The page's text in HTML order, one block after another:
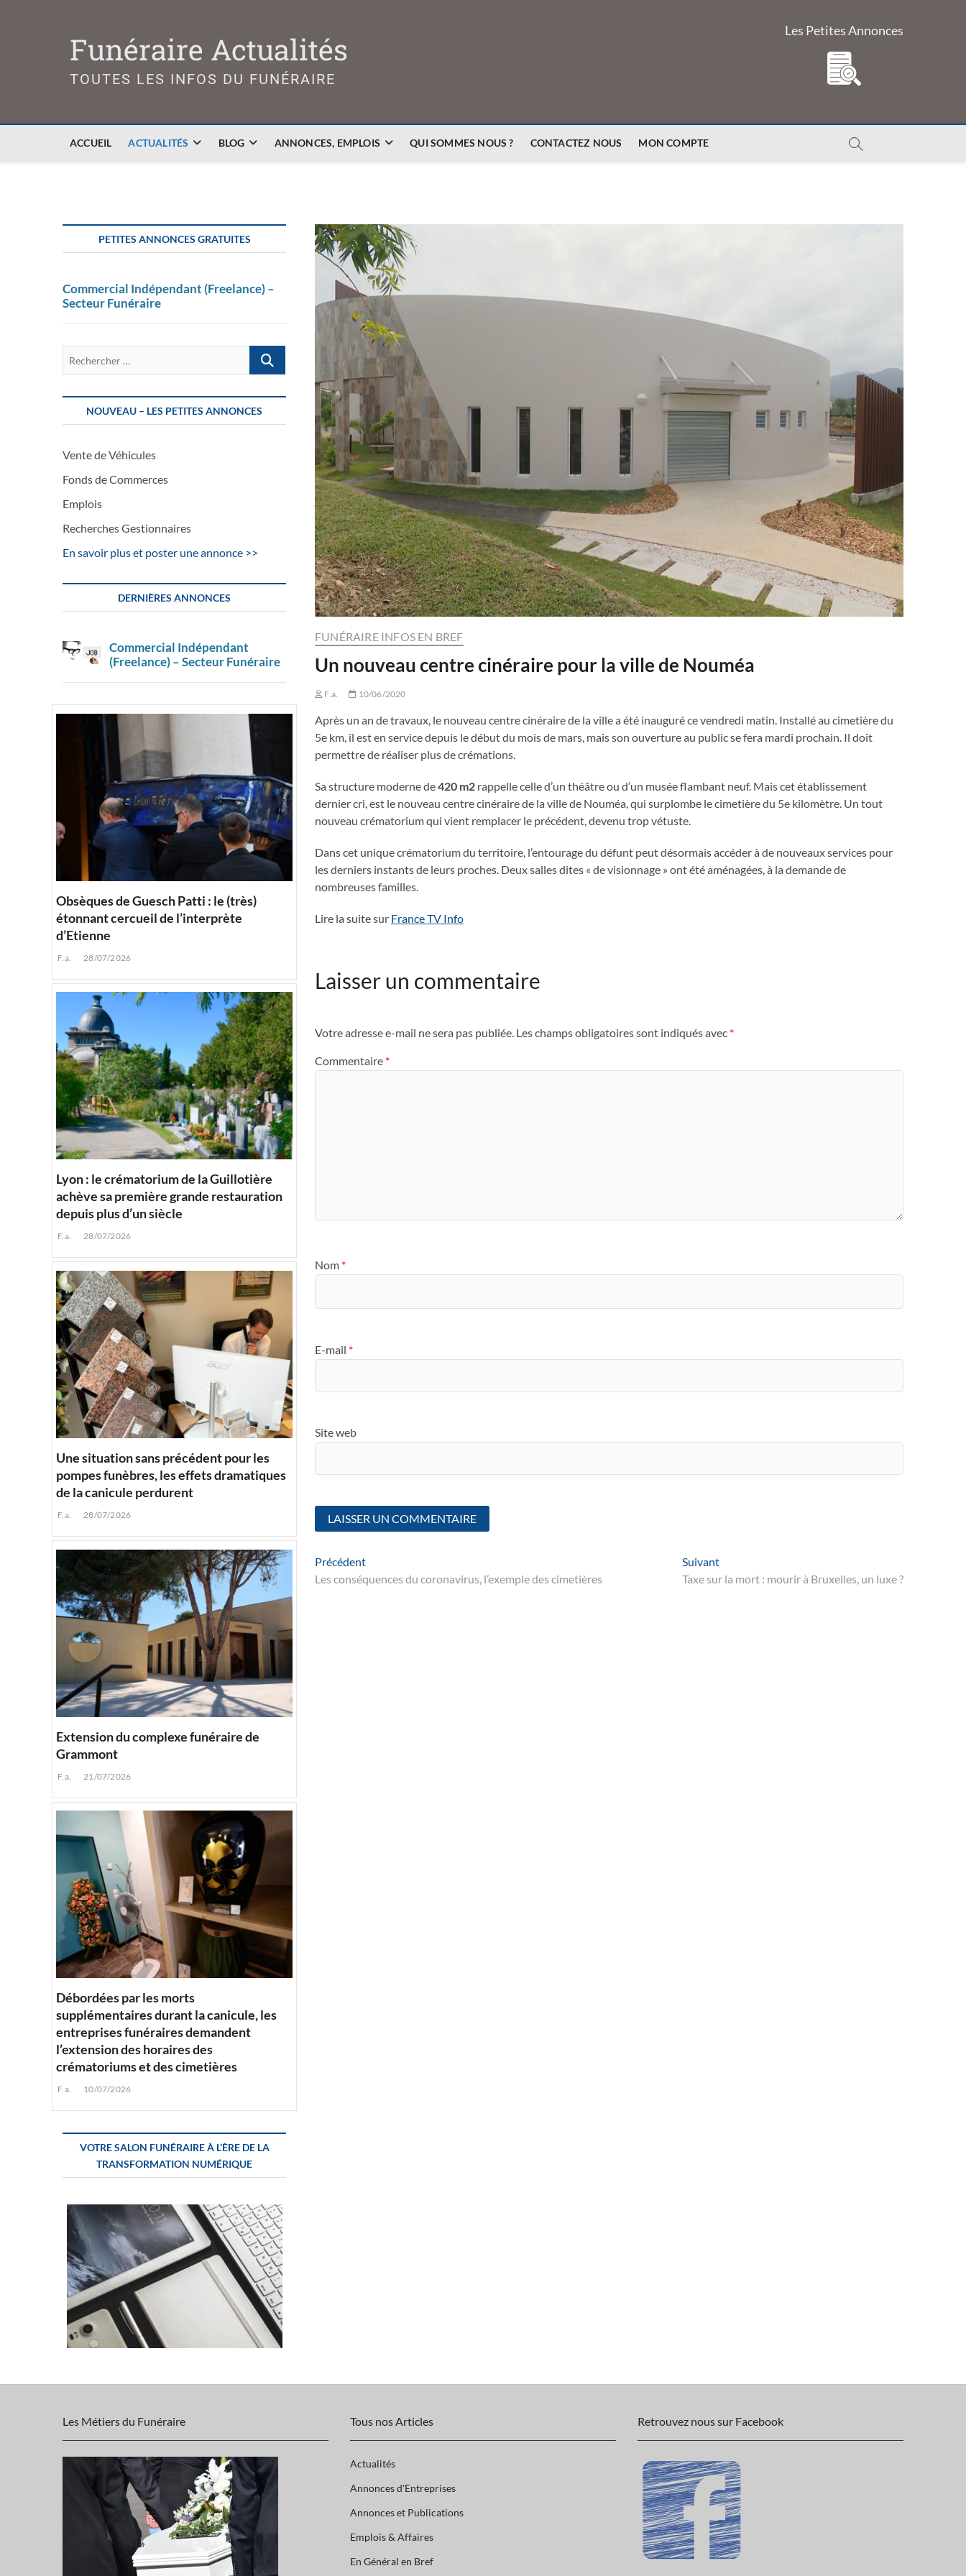
Funéraire Actualités
TOUTES LES INFOS DU FUNÉRAIRE
Les Petites Annonces
ACCUEIL ACTUALITÉS BLOG ANNONCES, EMPLOIS QUI SOMMES NOUS ? CONTACTEZ NOUS MON COMPTE
FUNÉRAIRE INFOS EN BREF
Un nouveau centre cinéraire pour la ville de Nouméa
F.a. 10/06/2020
Après un an de travaux, le nouveau centre cinéraire de la ville a été inauguré ce vendredi matin. Installé au cimetière du
5e km, il est en service depuis le début du mois de mars, mais son ouverture au public se fera mardi prochain. Il doit
permettre de réaliser plus de crémations.
Sa structure moderne de420 m2 rappelle celle d’un théâtre ou d’un musée flambant neuf. Mais cet établissement
dernier cri, est le nouveau centre cinéraire de la ville de Nouméa, qui surplombe le cimetière du 5e kilomètre. Un tout
nouveau crématorium qui vient remplacer le précédent, devenu trop vétuste.
Dans cet unique crématorium du territoire, l’entourage du défunt peut désormais accéder à de nouveaux services pour
les derniers instants de leurs proches. Deux salles dites « de visionnage » ont été aménagées, à la demande de
nombreuses familles.
Lire la suite sur France TV Info
Laisser un commentaire
Votre adresse e-mail ne sera pas publiée. Les champs obligatoires sont indiqués avec *
Commentaire *
Nom *
E-mail *
Site web
Navigation
de
PrécédentArticle
suivant
Les conséquences du coronavirus, l’exemple des cimetières
SuivantSuivant
post:
Taxe sur la mort : mourir à Bruxelles, un luxe ?
PETITES ANNONCES GRATUITES
Commercial Indépendant (Freelance) –
Secteur Funéraire
Rechercher
NOUVEAU – LES PETITES ANNONCES
Vente de Véhicules
Fonds de Commerces
Emplois
Recherches Gestionnaires
En savoir plus et poster une annonce >>
DERNIÈRES ANNONCES
Commercial Indépendant
(Freelance) – Secteur Funéraire
Obsèques de Guesch Patti : le (très)
étonnant cercueil de l’interprète
d’Etienne
F.a. 28/07/2026
Lyon : le crématorium de la Guillotière
achève sa première grande restauration
depuis plus d’un siècle
F.a. 28/07/2026
Une situation sans précédent pour les
pompes funèbres, les effets dramatiques
de la canicule perdurent
F.a. 28/07/2026
Extension du complexe funéraire de
Grammont
F.a. 21/07/2026
Débordées par les morts
supplémentaires durant la canicule, les
entreprises funéraires demandent
l’extension des horaires des
crématoriums et des cimetières
F.a. 10/07/2026
VOTRE SALON FUNÉRAIRE À L’ÈRE DE LA
TRANSFORMATION NUMÉRIQUE
Les Métiers du Funéraire Tous nos Articles
Actualités
Annonces d'Entreprises
Annonces et Publications
Emplois & Affaires
En Général en Bref
Retrouvez nous sur Facebook